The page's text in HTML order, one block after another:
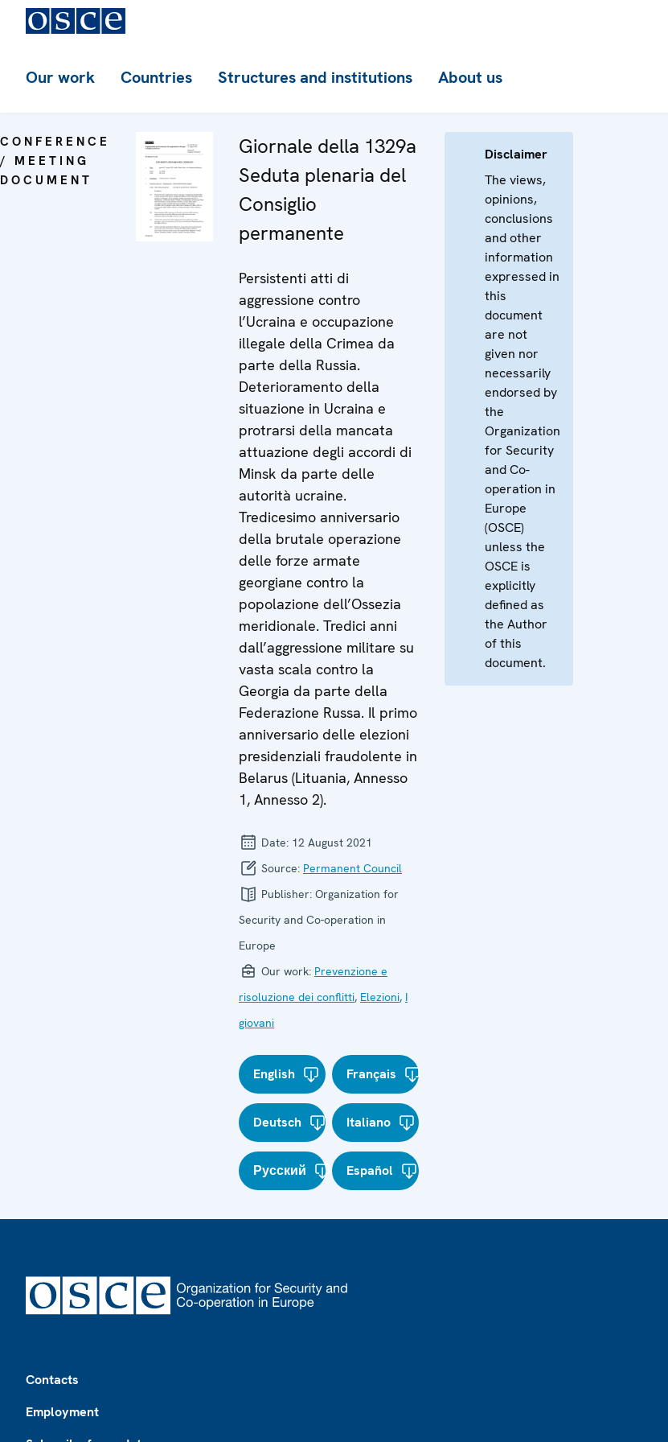
Our work Countries Structures and institutions About us
CONFERENCE
/ MEETING
DOCUMENT
Giornale della 1329a
Seduta plenaria del
Consiglio
permanente
Persistenti atti di
aggressione contro
l’Ucraina e occupazione
illegale della Crimea da
parte della Russia.
Deterioramento della
situazione in Ucraina e
protrarsi della mancata
attuazione degli accordi di
Minsk da parte delle
autorità ucraine.
Tredicesimo anniversario
della brutale operazione
delle forze armate
georgiane contro la
popolazione dell’Ossezia
meridionale. Tredici anni
dall’aggressione militare su
vasta scala contro la
Georgia da parte della
Federazione Russa. Il primo
anniversario delle elezioni
presidenziali fraudolente in
Belarus (Lituania, Annesso
1, Annesso 2).
Date: 12 August 2021
Source: Permanent Council
Publisher: Organization for
Security and Co-operation in
Europe
Our work: Prevenzione e
risoluzione dei conflitti, Elezioni, I
giovani
English Français
Deutsch Italiano
Русский Español
Disclaimer
The views,
opinions,
conclusions
and other
information
expressed in
this
document
are not
given nor
necessarily
endorsed by
the
Organization
for Security
and Co-
operation in
Europe
(OSCE)
unless the
OSCE is
explicitly
defined as
the Author
of this
document.
Contacts
Employment